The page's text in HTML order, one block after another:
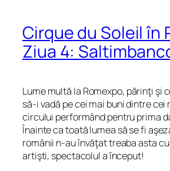
Cirque du Soleil în
Ziua 4:
Lume multă la Romexpo, părinţi şi
să-i vadă pe cei mai buni dintre cei
circului performând pentru prima
Înainte ca toată lumea să se fi
românii n-au învăţat treaba asta
artişti, spectacolul a început!